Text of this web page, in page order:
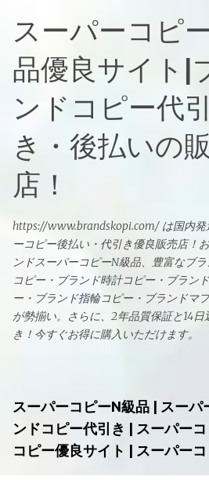
スキップしてメイン コ
スーパーコピ
品優良サイト|
ンドコピー代引
き・後払いの
店！
https://www.brandskopi.com/ は国内発
ーコピー後払い・代引き優良販売店！
ンドスーパーコピーN級品、豊富なブ
コピー・ブランド時計コピー・ブラン
ー・ブランド指輪コピー・ブランドマ
が勢揃い。さらに、2年品質保証と14日
き！今すぐお得に購入いただけます。
スーパーコピーN級品 | スーパ
ンドコピー代引き | スーパー
コピー優良サイト | スーパー